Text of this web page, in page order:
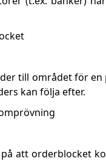
till området för
kan följa efter.
att orderblocket